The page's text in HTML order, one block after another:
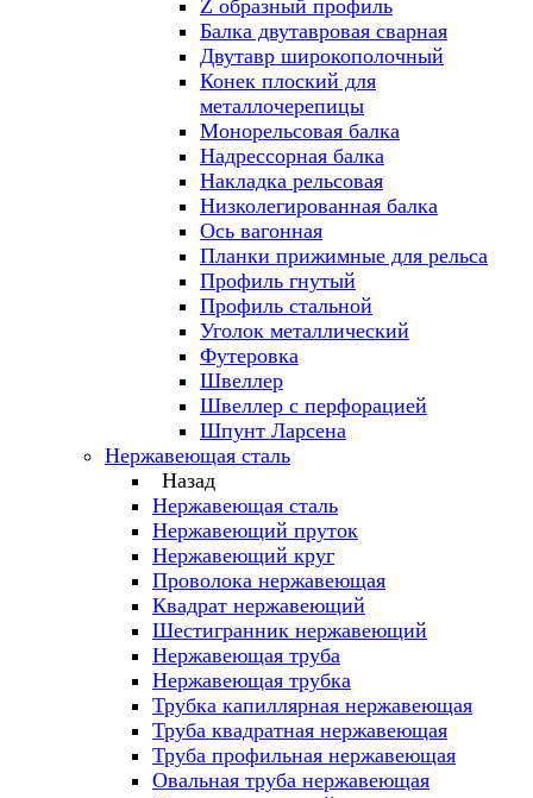
Z образный профиль
Балка двутавровая сварная
Двутавр широкополочный
Конек плоский для
металлочерепицы
Монорельсовая балка
Надрессорная балка
Накладка рельсовая
Низколегированная балка
Ось вагонная
Планки прижимные для рельса
Профиль гнутый
Профиль стальной
Уголок металлический
Футеровка
Швеллер
Швеллер с перфорацией
Шпунт Ларсена
Нержавеющая сталь
Назад
Нержавеющая сталь
Нержавеющий пруток
Нержавеющий круг
Проволока нержавеющая
Квадрат нержавеющий
Шестигранник нержавеющий
Нержавеющая труба
Нержавеющая трубка
Трубка капиллярная нержавеющая
Труба квадратная нержавеющая
Труба профильная нержавеющая
Овальная труба нержавеющая